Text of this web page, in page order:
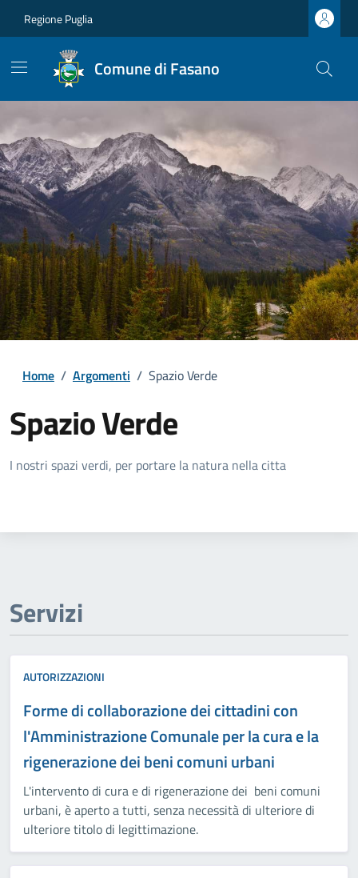
Regione Puglia
Comune di Fasano
Home / Argomenti / Spazio Verde
Spazio Verde
Dettagli della notizia
I nostri spazi verdi, per portare la natura nella citta
Servizi
AUTORIZZAZIONI
Forme di collaborazione dei cittadini con
l'Amministrazione Comunale per la cura e la
rigenerazione dei beni comuni urbani
L'intervento di cura e di rigenerazione dei beni comuni
urbani, è aperto a tutti, senza necessità di ulteriore di
ulteriore titolo di legittimazione.